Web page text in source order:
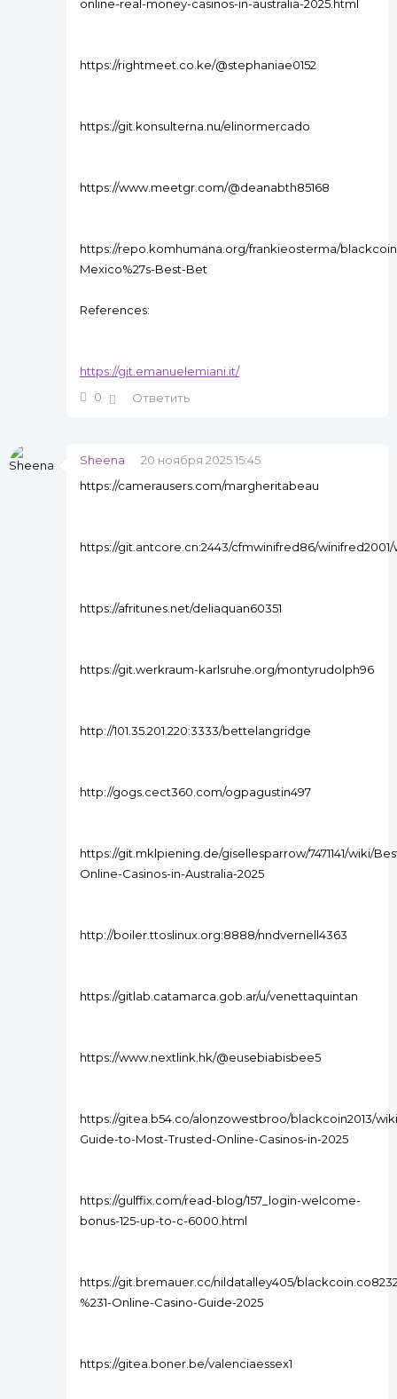
online-real-money-casinos-in-australia-2025.html
https://rightmeet.co.ke/@stephaniae0152
https://git.konsulterna.nu/elinormercado
https://www.meetgr.com/@deanabth85168
https://repo.komhumana.org/frankieosterma/
Mexico%27s-Best-Bet
References:
https://git.emanuelemiani.it/
0
Ответить
Sheena
20 ноября 2025 15:45
https://camerausers.com/margheritabeau
https://git.antcore.cn:2443/cfmwinifred86/
https://afritunes.net/deliaquan60351
https://git.werkraum-karlsruhe.org/montyrudolph96
http://101.35.201.220:3333/bettelangridge
http://gogs.cect360.com/ogpagustin497
https://git.mklpiening.de/gisellesparrow/7471141/wiki/
Online-Casinos-in-Australia-2025
http://boiler.ttoslinux.org:8888/nndvernell4363
https://gitlab.catamarca.gob.ar/u/venettaquintan
https://www.nextlink.hk/@eusebiabisbee5
https://gitea.b54.co/alonzowestbroo/blackcoin2013/
Guide-to-Most-Trusted-Online-Casinos-in-2025
https://gulffix.com/read-blog/157_login-welcome-
bonus-125-up-to-c-6000.html
https://git.bremauer.cc/nildatalley405/
%231-Online-Casino-Guide-2025
https://gitea.boner.be/valenciaessex1